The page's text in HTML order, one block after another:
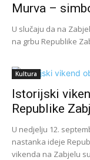
Murva –
U slučaju da na
na grbu Republike
Kultura
Istorijski
Republike
U nedjelju 12.
nastanka ideje
vikenda na Zabjelu